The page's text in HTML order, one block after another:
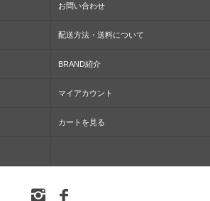
お問い合わせ
配送方法・送料について
BRAND紹介
マイアカウント
カートを見る